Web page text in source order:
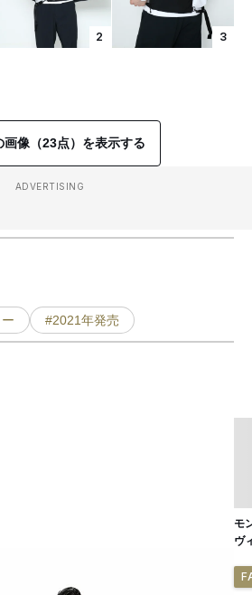
2 3
画像（23点）を表示する
ADVERTISING
#2021年発売
モ
ヴ